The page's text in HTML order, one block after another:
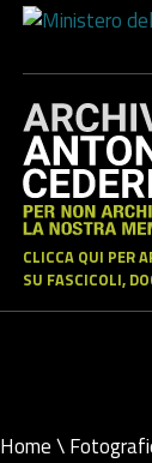
CLICCA QUI PER
SU FASCICOLI,
Home\